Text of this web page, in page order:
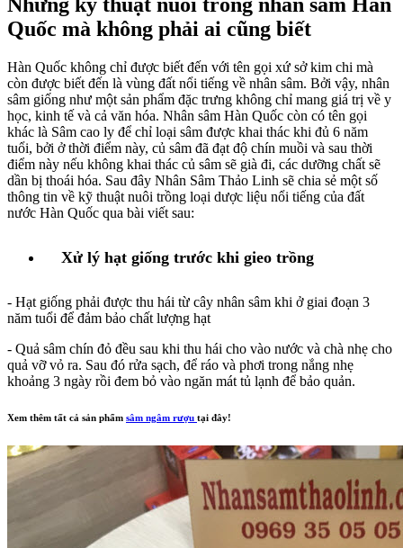
Quốc mà không phải ai cũng biết
Hàn Quốc không chỉ được biết đến với tên gọi xứ sở kim chi mà
còn được biết đến là vùng đất nổi tiếng về nhân sâm. Bởi vậy, nhân
sâm giống như một sản phẩm đặc trưng không chỉ mang giá trị về y
học, kinh tế và cả văn hóa. Nhân sâm Hàn Quốc còn có tên gọi
khác là Sâm cao ly để chỉ loại sâm được khai thác khi đủ 6 năm
tuổi, bởi ở thời điểm này, củ sâm đã đạt độ chín muồi và sau thời
điểm này nếu không khai thác củ sâm sẽ già đi, các dưỡng chất sẽ
dần bị thoái hóa. Sau đây Nhân Sâm Thảo Linh sẽ chia sẻ một số
thông tin về kỹ thuật nuôi trồng loại dược liệu nổi tiếng của đất
nước Hàn Quốc qua bài viết sau:
Xử lý hạt giống trước khi gieo trồng
- Hạt giống phải được thu hái từ cây nhân sâm khi ở giai đoạn 3
năm tuổi để đảm bảo chất lượng hạt
- Quả sâm chín đỏ đều sau khi thu hái cho vào nước và chà nhẹ cho
quả vỡ vỏ ra. Sau đó rửa sạch, để ráo và phơi trong nắng nhẹ
khoảng 3 ngày rồi đem bỏ vào ngăn mát tủ lạnh để bảo quản.
Xem thêm tất cả sản phẩm sâm ngâm rượu tại đây!